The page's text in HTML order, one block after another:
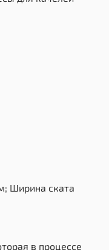
Ширина ската
в процессе